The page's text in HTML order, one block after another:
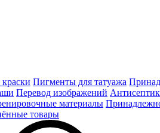
Пигменты для татуажа
Перевод изображений
материалы
товары